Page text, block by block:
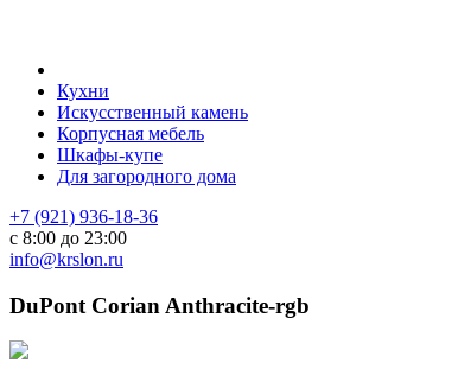
Кухни
Искусственный камень
Корпусная мебель
Шкафы-купе
Для загородного дома
+7 (921) 936-18-36
с 8:00 до 23:00
info@krslon.ru
DuPont Corian Anthracite-rgb